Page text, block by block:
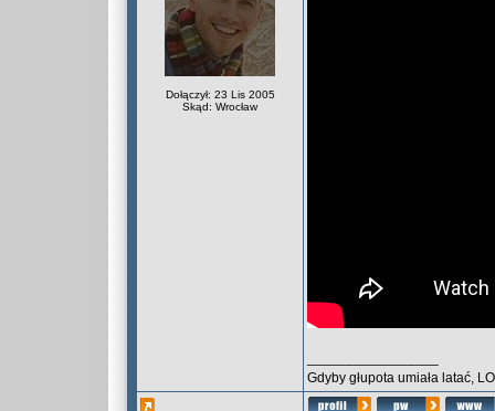
Dołączył: 23 Lis 2005
Skąd: Wrocław
Gdyby głupota umiała latać,